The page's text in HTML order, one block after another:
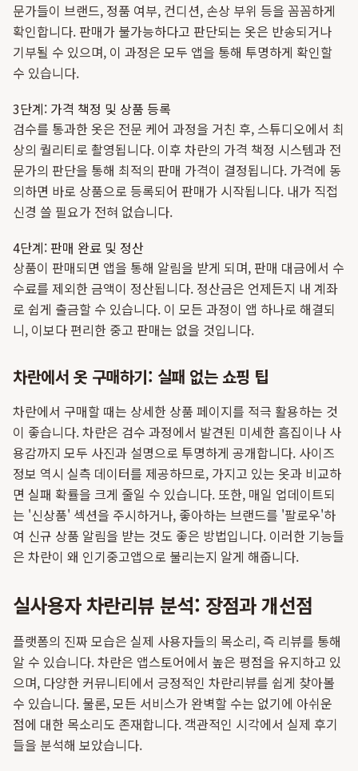
문가들이 브랜드, 정품 여부, 컨디션, 손상 부위 등을 꼼꼼하게
확인합니다. 판매가 불가능하다고 판단되는 옷은 반송되거나
기부될 수 있으며, 이 과정은 모두 앱을 통해 투명하게 확인할
수 있습니다.
3단계: 가격 책정 및 상품 등록
검수를 통과한 옷은 전문 케어 과정을 거친 후, 스튜디오에서 최
상의 퀄리티로 촬영됩니다. 이후 차란의 가격 책정 시스템과 전
문가의 판단을 통해 최적의 판매 가격이 결정됩니다. 가격에 동
의하면 바로 상품으로 등록되어 판매가 시작됩니다. 내가 직접
신경 쓸 필요가 전혀 없습니다.
4단계: 판매 완료 및 정산
상품이 판매되면 앱을 통해 알림을 받게 되며, 판매 대금에서 수
수료를 제외한 금액이 정산됩니다. 정산금은 언제든지 내 계좌
로 쉽게 출금할 수 있습니다. 이 모든 과정이 앱 하나로 해결되
니, 이보다 편리한 중고 판매는 없을 것입니다.
차란에서 옷 구매하기: 실패 없는 쇼핑 팁
차란에서 구매할 때는 상세한 상품 페이지를 적극 활용하는 것
이 좋습니다. 차란은 검수 과정에서 발견된 미세한 흠집이나 사
용감까지 모두 사진과 설명으로 투명하게 공개합니다. 사이즈
정보 역시 실측 데이터를 제공하므로, 가지고 있는 옷과 비교하
면 실패 확률을 크게 줄일 수 있습니다. 또한, 매일 업데이트되
는 '신상품' 섹션을 주시하거나, 좋아하는 브랜드를 '팔로우'하
여 신규 상품 알림을 받는 것도 좋은 방법입니다. 이러한 기능들
은 차란이 왜 인기중고앱으로 불리는지 알게 해줍니다.
실사용자 차란리뷰 분석: 장점과 개선점
플랫폼의 진짜 모습은 실제 사용자들의 목소리, 즉 리뷰를 통해
알 수 있습니다. 차란은 앱스토어에서 높은 평점을 유지하고 있
으며, 다양한 커뮤니티에서 긍정적인 차란리뷰를 쉽게 찾아볼
수 있습니다. 물론, 모든 서비스가 완벽할 수는 없기에 아쉬운
점에 대한 목소리도 존재합니다. 객관적인 시각에서 실제 후기
들을 분석해 보았습니다.